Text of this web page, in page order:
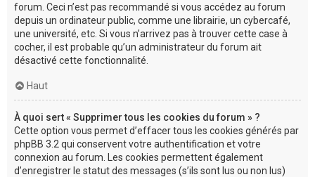
forum. Ceci n’est pas recommandé si vous accédez au forum
depuis un ordinateur public, comme une librairie, un cybercafé,
une université, etc. Si vous n’arrivez pas à trouver cette case à
cocher, il est probable qu’un administrateur du forum ait
désactivé cette fonctionnalité.
Haut
À quoi sert « Supprimer tous les cookies du forum » ?
Cette option vous permet d’effacer tous les cookies générés par
phpBB 3.2 qui conservent votre authentification et votre
connexion au forum. Les cookies permettent également
d’enregistrer le statut des messages (s’ils sont lus ou non lus)